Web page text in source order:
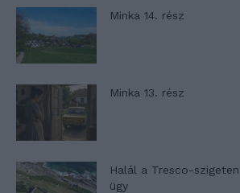
Minka 14. rész
Minka 13. rész
Halál a Tresco-
ügy